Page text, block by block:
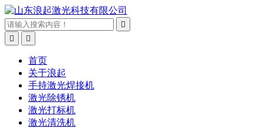



首页
关于浪起
手持激光焊接机
激光除锈机
激光打标机
激光清洗机